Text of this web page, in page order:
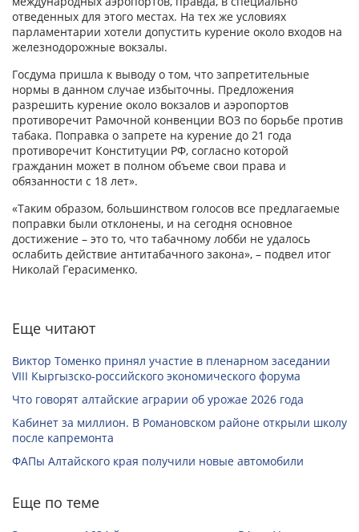
отведенных для этого местах. На тех же условиях
парламентарии хотели допустить курение около входов на
железнодорожные вокзалы.
Госдума пришла к выводу о том, что запретительные
нормы в данном случае избыточны. Предложения
разрешить курение около вокзалов и аэропортов
противоречит Рамочной конвенции ВОЗ по борьбе против
табака. Поправка о запрете на курение до 21 года
противоречит Конституции РФ, согласно которой
гражданин может в полном объеме свои права и
обязанности с 18 лет».
«Таким образом, большинством голосов все предлагаемые
поправки были отклонены, и на сегодня основное
достижение – это то, что табачному лобби не удалось
ослабить действие антитабачного закона», – подвел итог
Николай Герасименко.
Еще читают
Виктор Томенко принял участие в пленарном заседании
VIII Кыргызско-российского экономического форума
Что говорят алтайские аграрии об урожае 2026 года
Кабинет за миллион. В Романовском районе открыли школу
после капремонта
ФАПы Алтайского края получили новые автомобили
Еще по теме